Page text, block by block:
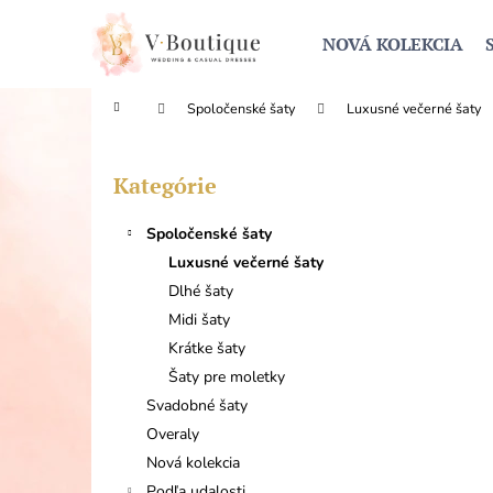
NOVÁ KOLEKCIA
Domov Spoločenské šaty Luxusné večerné šaty
Preskočiť
kategórie
Kategórie
Spoločenské šaty
Luxusné večerné šaty
Dlhé šaty
Midi šaty
Krátke šaty
Šaty pre moletky
Svadobné šaty
Overaly
Nová kolekcia
Späť
Späť